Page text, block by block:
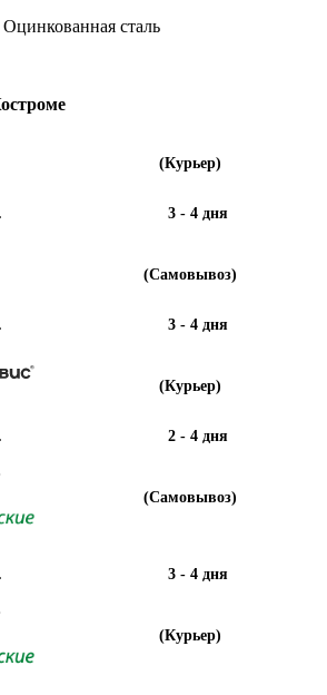
Оцинкованная сталь
(Курьер)
3 - 4 дня
(Самовывоз)
3 - 4 дня
(Курьер)
2 - 4 дня
(Самовывоз)
3 - 4 дня
(Курьер)